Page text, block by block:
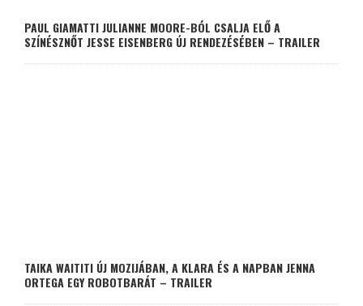
PAUL GIAMATTI JULIANNE MOORE-BÓL CSALJA ELŐ A
SZÍNÉSZNŐT JESSE EISENBERG ÚJ RENDEZÉSÉBEN – TRAILER
TAIKA WAITITI ÚJ MOZIJÁBAN, A KLARA ÉS A NAPBAN JENNA
ORTEGA EGY ROBOTBARÁT – TRAILER